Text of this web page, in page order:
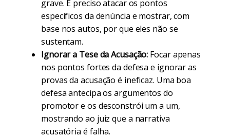
grave. É preciso atacar os pontos
específicos da denúncia e mostrar, com
base nos autos, por que eles não se
sustentam.
Ignorar a Tese da Acusação: Focar apenas
nos pontos fortes da defesa e ignorar as
provas da acusação é ineficaz. Uma boa
defesa antecipa os argumentos do
promotor e os desconstrói um a um,
mostrando ao juiz que a narrativa
acusatória é falha.